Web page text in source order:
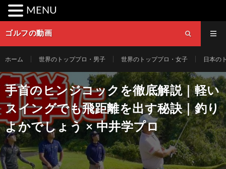
ゴルフの動画
ホーム 世界のトッププロ・男子 世界のトッププロ・女子 日本の
手首のヒンジコックを徹底解説｜軽い
スイングでも飛距離を出す秘訣｜釣り
よかでしょう × 中井学プロ
MENU